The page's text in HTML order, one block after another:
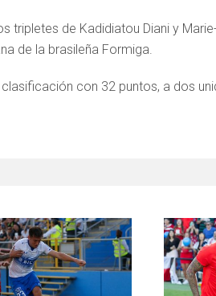
tripletes de Kadidiatou Diani y
de la brasileña Formiga.
con 32 puntos, a dos